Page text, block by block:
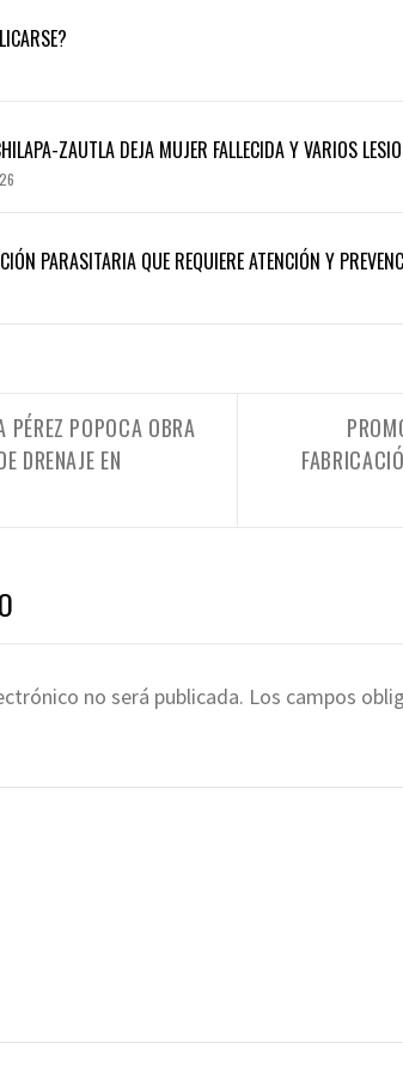
ZAUTLA DEJA MUJER FALLECIDA Y VARIOS
PARASITARIA QUE REQUIERE ATENCIÓN Y
PÉREZ POPOCA OBRA
DRENAJE EN
no será publicada. Los campos